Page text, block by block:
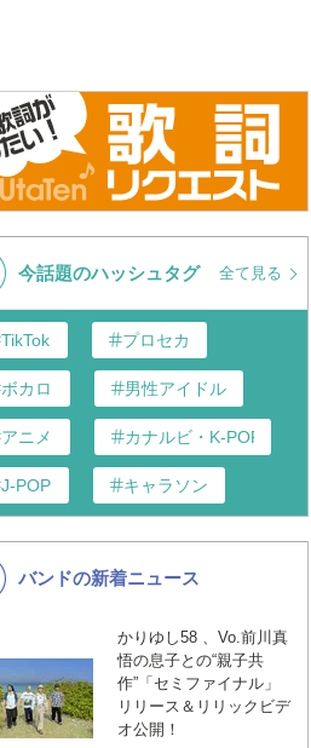
今話題のハッシュタグ 全て見る
TikTok プロセカ
ボカロ 男性アイドル
アニメ カナルビ・K-POP和訳
J-POP キャラソン
K-POP バンド
洋楽
VTuber ディズニー
バンドの新着ニュース
かりゆし58 、Vo.前川真
悟の息子との“親子共
作”「セミファイナル」
リリース＆リリックビデ
オ公開！